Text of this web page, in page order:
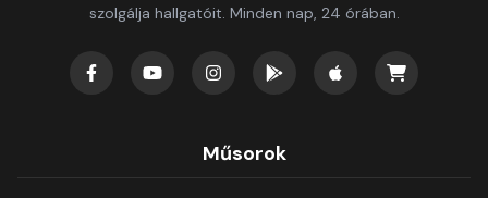
szolgálja hallgatóit. Minden nap, 24 órában.
Műsorok